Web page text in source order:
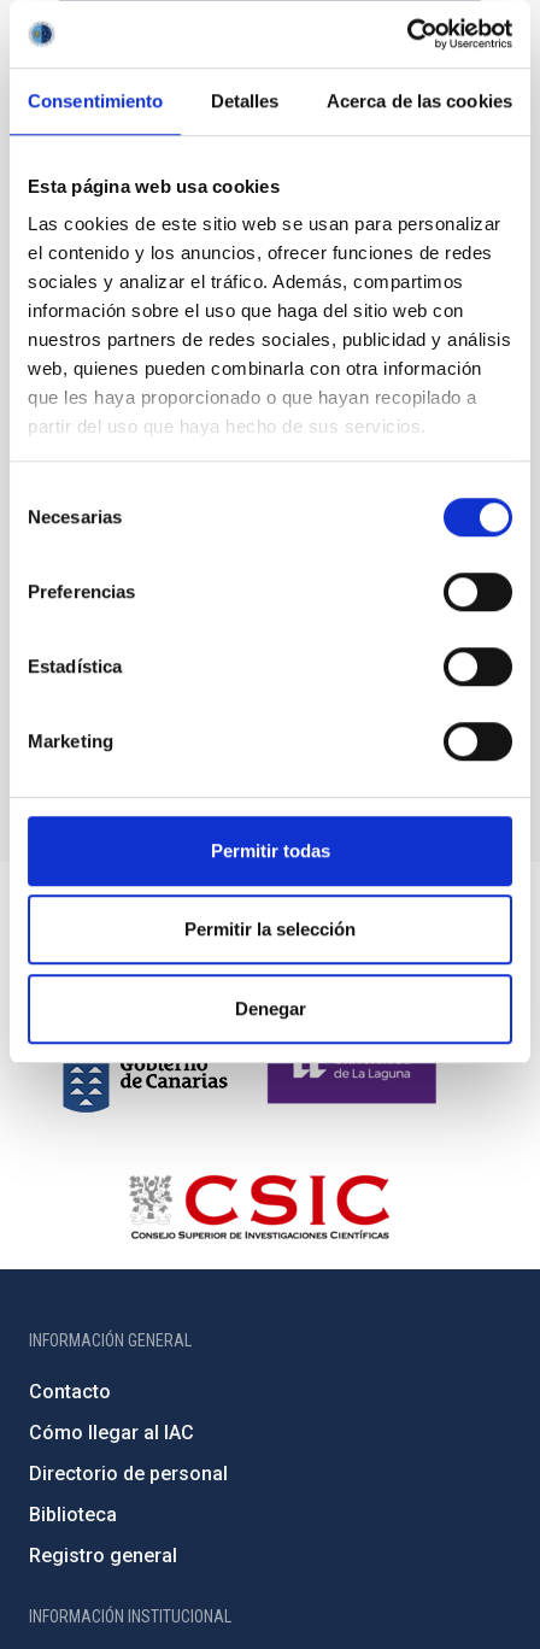
Consentimiento Detalles Acerca de las cookies
Esta página web usa cookies
Las cookies de este sitio web se usan para personalizar
el contenido y los anuncios, ofrecer funciones de redes
sociales y analizar el tráfico. Además, compartimos
información sobre el uso que haga del sitio web con
nuestros partners de redes sociales, publicidad y análisis
web, quienes pueden combinarla con otra información
que les haya proporcionado o que hayan recopilado a
partir del uso que haya hecho de sus servicios.
Necesarias
Preferencias
Estadística
Marketing
Permitir todas
Permitir la selección
Denegar
Divulgación
Movilidad
INFORMACIÓN GENERAL
Contacto
Cómo llegar al IAC
Directorio de personal
Biblioteca
Registro general
INFORMACIÓN INSTITUCIONAL